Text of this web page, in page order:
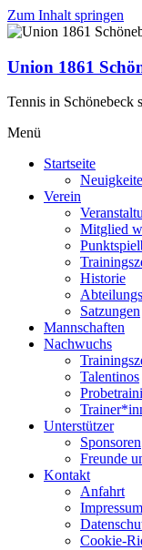
Zum Inhalt springen
Union 1861
Tennis in Schönebeck
Menü
Startseite
Verein
Mitglied
Historie
Satzungen
Mannschaften
Nachwuchs
Talentinos
Unterstützer
Sponsoren
Freunde
Kontakt
Anfahrt
Impressum
Cookie-